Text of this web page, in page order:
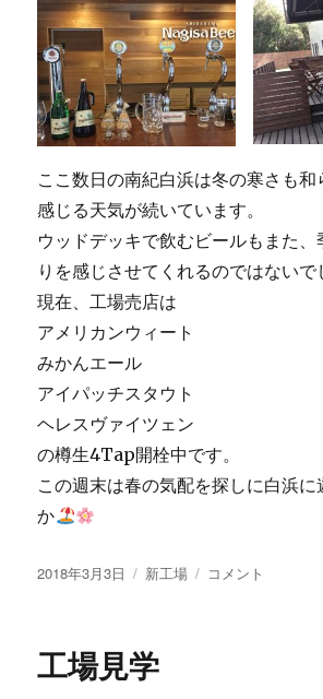
ジ
ナ
ル
ポ
ロ
シ
ャ
ツ
に
ここ数日の南紀白浜は冬の寒さも和
感じる天気が続いています。
ウッドデッキで飲むビールもまた、
りを感じさせてくれるのではないで
現在、工場売店は
アメリカンウィート
みかんエール
アイパッチスタウト
ヘレスヴァイツェン
の樽生4Tap開栓中です。
この週末は春の気配を探しに白浜に
か
投
2018年3月3日
カ
ー
新工場
本
コメント
工場見学